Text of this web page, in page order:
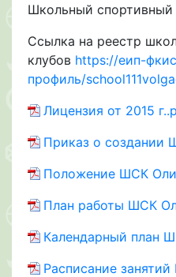
Школьный
Ссылка на реестр
клубов https://еип-
профиль/
Лицензия от 2015
Приказ о создании
Положение ШСК
План работы ШСК
Календарный план
Расписание